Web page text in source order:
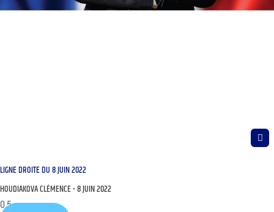
LIGNE DROITE DU 8 JUIN 2022
HOUDIAKOVA CLÉMENCE 8 JUIN 2022